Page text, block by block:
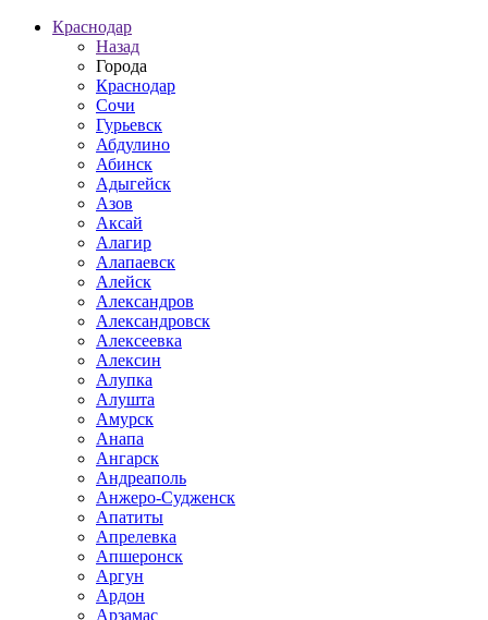
Краснодар
Назад
Города
Краснодар
Сочи
Гурьевск
Абдулино
Абинск
Адыгейск
Азов
Аксай
Алагир
Алапаевск
Алейск
Александров
Александровск
Алексеевка
Алексин
Алупка
Алушта
Амурск
Анапа
Ангарск
Андреаполь
Анжеро-Судженск
Апатиты
Апрелевка
Апшеронск
Аргун
Ардон
Арзамас